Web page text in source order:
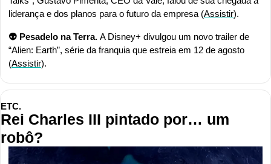
liderança e dos planos para o futuro da empresa (Assistir).
👽 Pesadelo na Terra. A Disney+ divulgou um novo trailer de
“Alien: Earth”, série da franquia que estreia em 12 de agosto
(Assistir).
ETC.
Rei Charles III pintado por… um
robô?